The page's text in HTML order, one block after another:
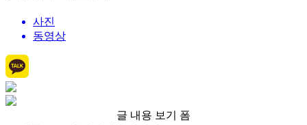
사진
동영상
글 내용 보기 폼